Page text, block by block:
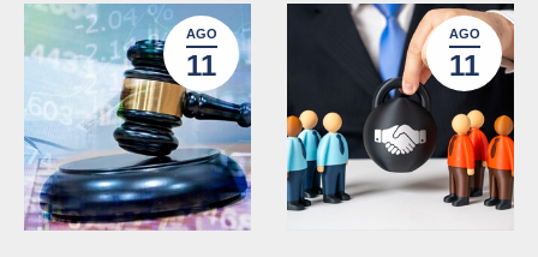
AGO
11
AGO
11